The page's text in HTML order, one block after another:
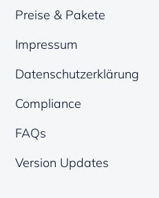
Preise & Pakete
Impressum
Datenschutzerklärung
Compliance
FAQs
Version Updates